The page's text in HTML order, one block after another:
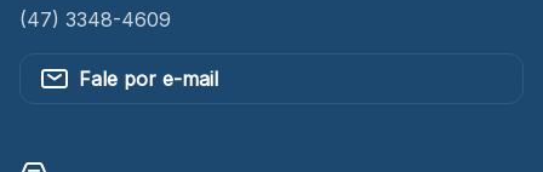
(47) 3348-4609
Fale por e-mail